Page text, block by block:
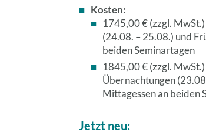
Kosten:
1745,00 € (zzgl. MwSt.)
(24.08. – 25.08.) und
beiden Seminartagen
1845,00 € (zzgl. MwSt.)
Übernachtungen
Mittagessen an beiden
Jetzt neu: